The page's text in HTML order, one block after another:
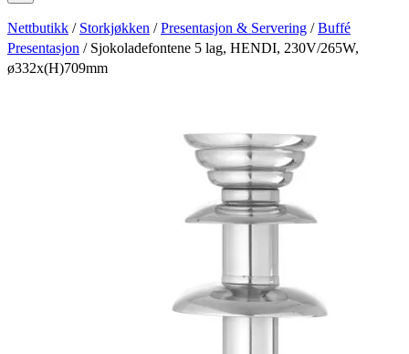
Nettbutikk / Storkjøkken /Presentasjon & Servering /Buffé
Presentasjon / Sjokoladefontene 5 lag, HENDI, 230V/265W,
ø332x(H)709mm